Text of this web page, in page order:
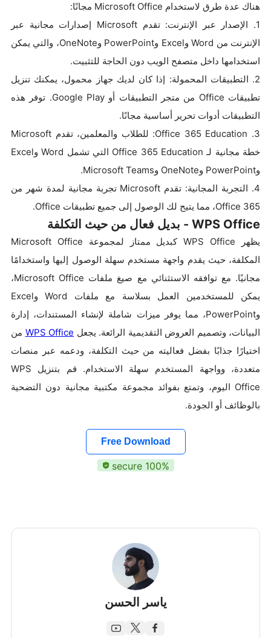
هناك عدة طرق لاستخدام Microsoft Office مجانًا:
1. الإصدار عبر الإنترنت: تقدم Microsoft إصدارات مجانية عبر
الإنترنت من Word وExcel وPowerPoint وOneNote، والتي يمكن
استخدامها داخل متصفح الويب دون الحاجة للتثبيت.
2. التطبيقات المحمولة: إذا كان لديك جهاز محمول، يمكنك تنزيل
تطبيقات Office من متجر التطبيقات أو Google Play. توفر هذه
التطبيقات أدوات تحرير أساسية مجانًا.
3. Office 365 Education: للطلاب والمعلمين، تقدم Microsoft
خطة مجانية لـ Office 365 Education التي تشمل Word وExcel
وPowerPoint وOneNote وMicrosoft Teams.
4. التجربة المجانية: تقدم Microsoft تجربة مجانية لمدة شهر من
Office 365، مما يتيح لك الوصول إلى جميع تطبيقات Office.
WPS Office - بديل فعال من حيث التكلفة
يظهر WPS Office كبديل ممتاز لمجموعة Microsoft Office
المكلفة، حيث يقدم واجهة مستخدم سهلة الوصول إليها واستخدامًا
مجانيًا. مع توافقه الاستثنائي مع صيغ ملفات Microsoft Office،
يمكن للمستخدمين العمل بسلاسة مع ملفات Word وExcel
وPowerPoint، مما يوفر ميزات شاملة لإنشاء المستندات، إدارة
البيانات، وتصميم العروض التقديمية الرائعة. يجعل WPS Office من
اختيارًا جذابًا بفضل فعاليته من حيث التكلفة، ودعمه عبر منصات
متعددة، وواجهة المستخدم سهلة الاستخدام. قم بتنزيل WPS
Office اليوم، وتمتع بفوائد مجموعة مكتبية مجانية دون التضحية
بالوظائف أو الجودة.
Free Download
100% secure
ياسر الحسن